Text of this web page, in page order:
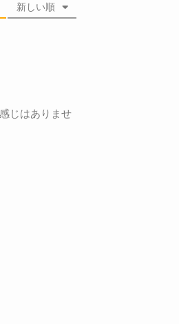
新しい順
じはありませ